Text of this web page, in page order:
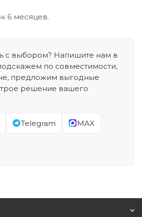
6 месяцев.
с выбором? Напишите нам в
по совместимости,
предложим выгодные
решение вашего
Telegram MAX